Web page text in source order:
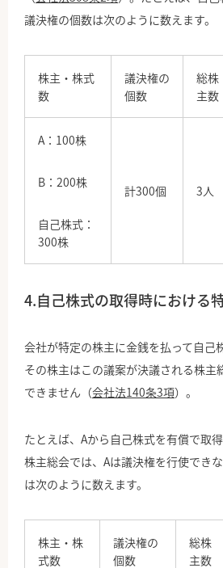
議決権の個数は次のように数えます。
株主・株式
数
議決権の
個数
総株
主数
A：100株
B：200株
自己株式：
300株
計300個 3人
4.自己株式の取得時における
会社が特定の株主に金銭を払って自己
その株主はこの議案が決議される株主
できません（会社法140条3項）。
たとえば、Aから自己株式を有償で取
株主総会では、Aは議決権を行使でき
は次のように数えます。
株主・株
式数
議決権の
個数
総株
主数